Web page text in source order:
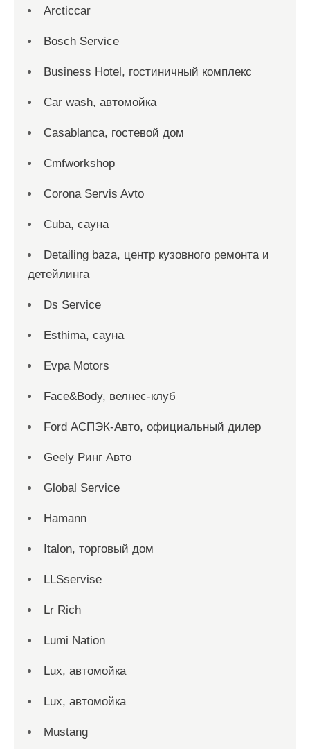
Arcticcar
Bosch Service
Business Hotel, гостиничный комплекс
Car wash, автомойка
Casablanca, гостевой дом
Cmfworkshop
Corona Servis Avto
Cuba, сауна
Detailing baza, центр кузовного ремонта и
детейлинга
Ds Service
Esthima, сауна
Evpa Motors
Face&Body, велнес-клуб
Ford АСПЭК-Авто, официальный дилер
Geely Ринг Авто
Global Service
Hamann
Italon, торговый дом
LLSservise
Lr Rich
Lumi Nation
Lux, автомойка
Lux, автомойка
Mustang